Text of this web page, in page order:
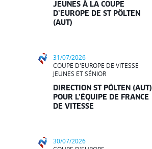
JEUNES À LA COUPE
D’EUROPE DE ST PÖLTEN
(AUT)
31/07/2026
COUPE D'EUROPE DE VITESSE
JEUNES ET SÉNIOR
DIRECTION ST PÖLTEN (AUT)
POUR L’ÉQUIPE DE FRANCE
DE VITESSE
30/07/2026